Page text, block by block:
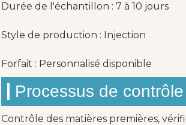
Durée de l'échantillon : 7 à 10 jours
Style de production : Injection
Forfait : Personnalisé disponible
Processus de
Contrôle des matières premières,